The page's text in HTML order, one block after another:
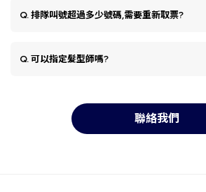
Q. 排隊叫號超過多少號碼,需要重新取票?
Q. 可以指定髮型師嗎?
聯絡我們